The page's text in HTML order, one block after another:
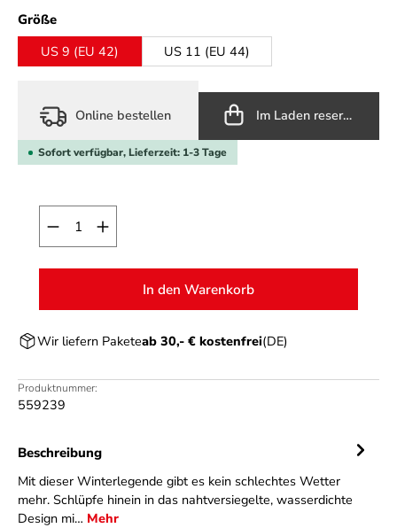
Größeauswählen
US 9 (EU 42)
US 11 (EU 44)
Online bestellen Im Laden reservieren
Sofort verfügbar, Lieferzeit: 1-3 Tage
Produkt Anzahl: Gib den gewünschten Wert
In den Warenkorb
Wir liefern Paketeab 30,- € kostenfrei(DE)
Produktnummer:
559239
Beschreibung
Mit dieser Winterlegende gibt es kein schlechtes Wetter
mehr. Schlüpfe hinein in das nahtversiegelte, wasserdichte
Design mi… Mehr